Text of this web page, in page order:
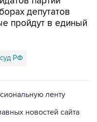
депутатов
пройдут в единый
РФ
ленту
новостей сайта